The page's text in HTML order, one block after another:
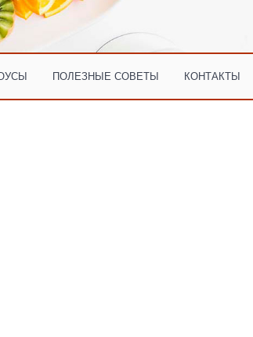
ПОЛЕЗНЫЕ СОВЕТЫ КОНТАКТЫ